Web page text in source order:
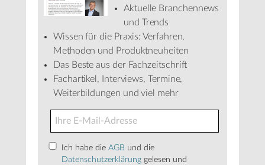
Aktuelle Branchennews
und Trends
Wissen für die Praxis: Verfahren,
Methoden und Produktneuheiten
Das Beste aus der Fachzeitschrift
Fachartikel, Interviews, Termine,
Weiterbildungen und viel mehr
Ich habe die AGB und die
Datenschutzerklärung gelesen und